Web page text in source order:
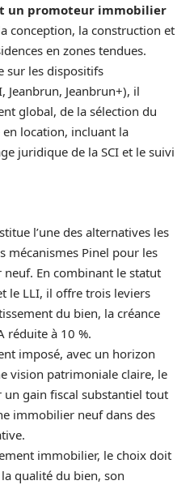
un promoteur immobilier
conception, la construction et
en zones tendues.
sur les dispositifs
Jeanbrun, Jeanbrun+), il
global, de la sélection du
en location, incluant la
juridique de la SCI et le suivi
l’une des alternatives les
mécanismes Pinel pour les
En combinant le statut
le LLI, il offre trois leviers
du bien, la créance
réduite à 10 %.
imposé, avec un horizon
vision patrimoniale claire, le
un gain fiscal substantiel tout
immobilier neuf dans des
immobilier, le choix doit
qualité du bien, son